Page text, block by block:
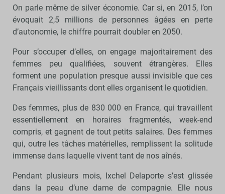
On parle même de silver économie. Car si, en 2015, l’on
évoquait 2,5 millions de personnes âgées en perte
d’autonomie, le chiffre pourrait doubler en 2050.
Pour s’occuper d’elles, on engage majoritairement des
femmes peu qualifiées, souvent étrangères. Elles
forment une population presque aussi invisible que ces
Français vieillissants dont elles organisent le quotidien.
Des femmes, plus de 830 000 en France, qui travaillent
essentiellement en horaires fragmentés, week-end
compris, et gagnent de tout petits salaires. Des femmes
qui, outre les tâches matérielles, remplissent la solitude
immense dans laquelle vivent tant de nos aînés.
Pendant plusieurs mois, Ixchel Delaporte s’est glissée
dans la peau d’une dame de compagnie. Elle nous